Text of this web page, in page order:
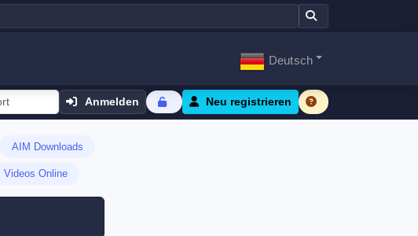
Deutsch
Anmelden Neu registrieren
AIM Downloads
Videos Online